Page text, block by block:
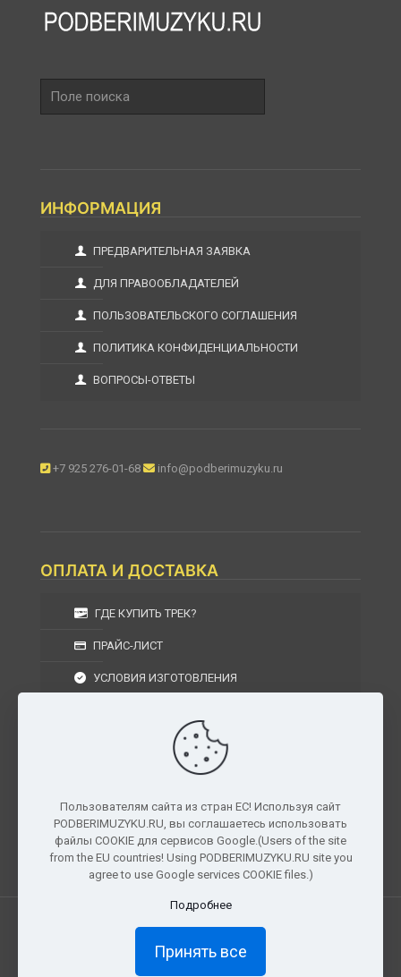
Полный доступ к материалам и
поиска
ИНФОРМАЦИЯ
ПРЕДВАРИТЕЛЬНАЯ ЗАЯВКА
ДЛЯ ПРАВООБЛАДАТЕЛЕЙ
ПОЛЬЗОВАТЕЛЬСКОГО СОГЛАШЕНИЯ
ПОЛИТИКА КОНФИДЕНЦИАЛЬНОСТИ
ВОПРОСЫ-ОТВЕТЫ
+7 925 276-01-68 info@podberimuzyku.ru
ОПЛАТА И ДОСТАВКА
ГДЕ КУПИТЬ ТРЕК?
ПРАЙС-ЛИСТ
УСЛОВИЯ ИЗГОТОВЛЕНИЯ
УСЛОВИЯ ВОЗВРАТА
г. Москва, Московская область, Центральный
федеральный округ, РФ, Россия
Все права защищены. © 2026 PODBERIMUZYKU.RU
Пользователям сайта из стран ЕС! Используя сайт
PODBERIMUZYKU.RU, вы соглашаетесь использовать
файлы COOKIE для сервисов Google.(Users of the site
from the EU countries! Using PODBERIMUZYKU.RU site you
agree to use Google services COOKIE files.)
Подробнее
Принять все